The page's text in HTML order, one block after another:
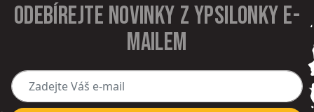
Odebírejte novinky z Ypsilonky e-
mailem
Zadejte Váš e-mail